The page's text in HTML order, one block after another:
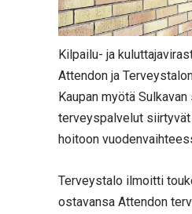
Kilpailu- ja
Attendon ja
Kaupan myötä
terveyspalvelut
hoitoon
Terveystalo ilmoitti
ostavansa Attendon